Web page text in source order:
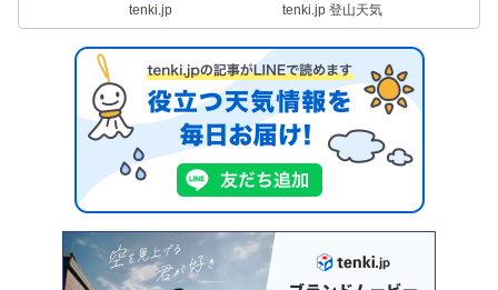
tenki.jp tenki.jp 登山天気